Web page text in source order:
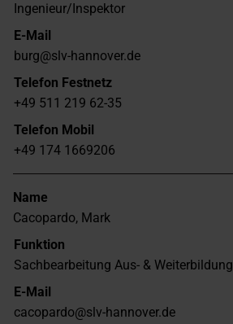
Ingenieur/Inspektor
E-Mail
burg@slv-hannover.de
Telefon Festnetz
+49 511 219 62-35
Telefon Mobil
+49 174 1669206
Name
Cacopardo, Mark
Funktion
Sachbearbeitung Aus- & Weiterbildung
E-Mail
cacopardo@slv-hannover.de